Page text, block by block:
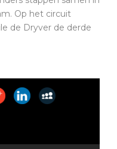
Op het circuit
de Dryver de derde